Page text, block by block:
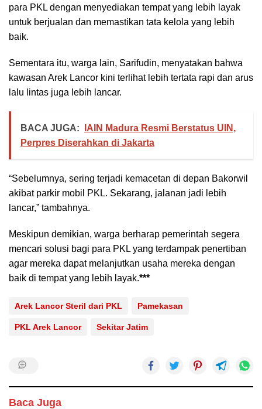
para PKL dengan menyediakan tempat yang lebih layak
untuk berjualan dan memastikan tata kelola yang lebih
baik.
Sementara itu, warga lain, Sarifudin, menyatakan bahwa
kawasan Arek Lancor kini terlihat lebih tertata rapi dan arus
lalu lintas juga lebih lancar.
BACA JUGA:
IAIN Madura Resmi Berstatus UIN,
Perpres Diserahkan di Jakarta
“Sebelumnya, sering terjadi kemacetan di depan Bakorwil
akibat parkir mobil PKL. Sekarang, jalanan jadi lebih
lancar,” tambahnya.
Meskipun demikian, warga berharap pemerintah segera
mencari solusi bagi para PKL yang terdampak penertiban
agar mereka dapat melanjutkan usaha mereka dengan
baik di tempat yang lebih layak.***
Arek Lancor Steril dari PKL Pamekasan
PKL Arek Lancor Sekitar Jatim
Baca Juga